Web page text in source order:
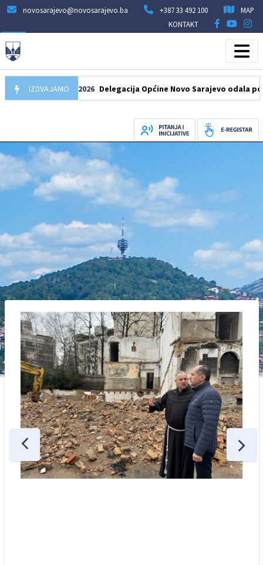
novosarajevo@novosarajevo.ba +387 33 492 100
MAP
KONTAKT
IZDVAJAMO
07.08.2026 Delegacija Općine Novo Sarajevo odala počast